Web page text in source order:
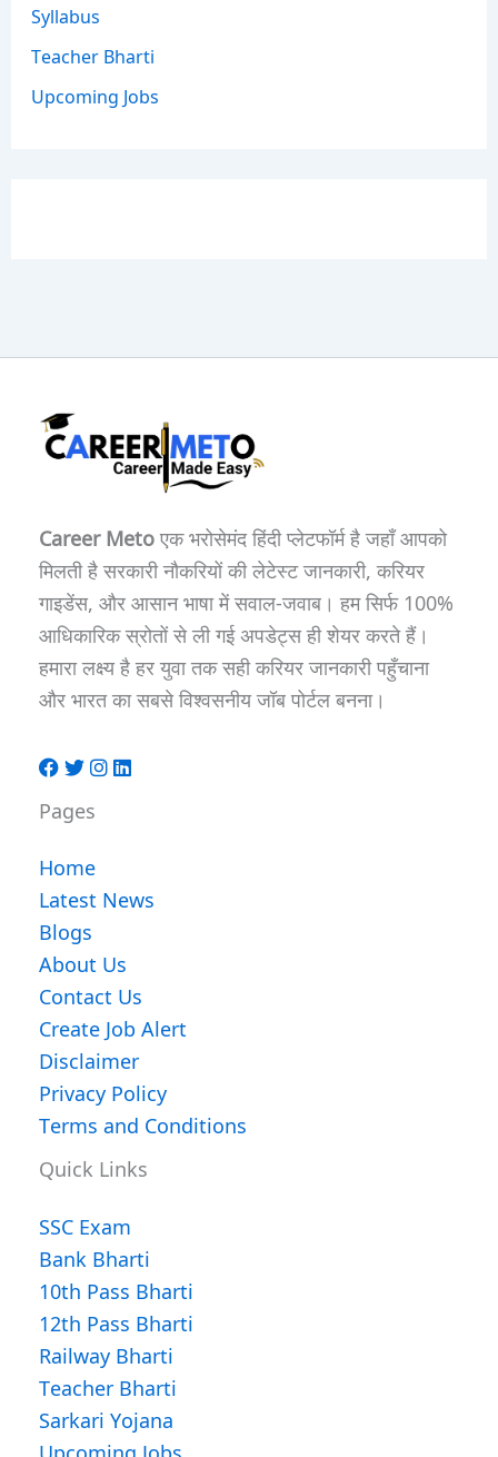
Syllabus
Teacher Bharti
Upcoming Jobs
Career Metoएक भरोसेमंद हिंदी प्लेटफॉर्म है जहाँ आपको
मिलती है सरकारी नौकरियों की लेटेस्ट जानकारी, करियर
गाइडेंस, और आसान भाषा में सवाल-जवाब। हम सिर्फ 100%
आधिकारिक स्रोतों से ली गई अपडेट्स ही शेयर करते हैं।
हमारा लक्ष्य है हर युवा तक सही करियर जानकारी पहुँचाना
और भारत का सबसे विश्वसनीय जॉब पोर्टल बनना।
Pages
Home
Latest News
Blogs
About Us
Contact Us
Create Job Alert
Disclaimer
Privacy Policy
Terms and Conditions
Quick Links
SSC Exam
Bank Bharti
10th Pass Bharti
12th Pass Bharti
Railway Bharti
Teacher Bharti
Sarkari Yojana
Upcoming Jobs